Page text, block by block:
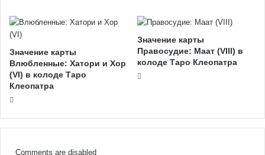
Значение карты
Влюбленные: Хатори и Хор
(VI) в колоде Таро
Клеопатра
Значение карты
Правосудие: Маат (VIII) в
колоде Таро Клеопатра
Comments are disabled